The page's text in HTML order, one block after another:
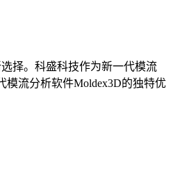
择。科盛科技作为新一代模流
模流分析软件Moldex3D的独特优